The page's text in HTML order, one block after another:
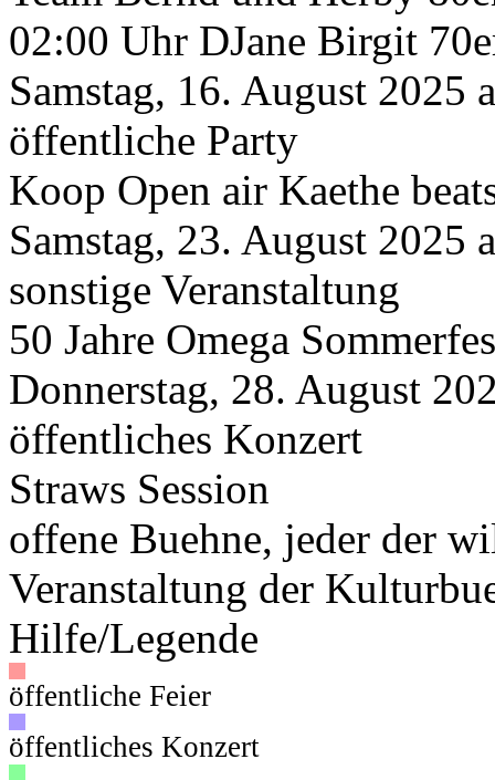
02:00 Uhr DJane Birgit
Samstag, 16. August 2025
öffentliche Party
Koop Open air Kaethe
Samstag, 23. August 2025
sonstige Veranstaltung
50 Jahre Omega
Donnerstag, 28. August
öffentliches Konzert
Straws Session
offene Buehne, jeder der
Veranstaltung der
Hilfe/Legende
öffentliche Feier
öffentliches Konzert